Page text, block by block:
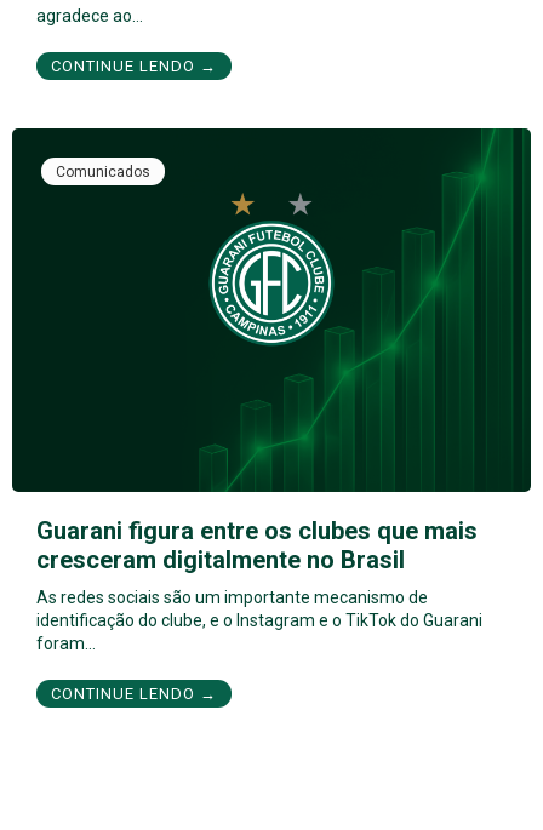
agradece ao…
CONTINUE LENDO →
Comunicados
Guarani figura entre os clubes que mais
cresceram digitalmente no Brasil
As redes sociais são um importante mecanismo de
identificação do clube, e o Instagram e o TikTok do Guarani
foram…
CONTINUE LENDO →